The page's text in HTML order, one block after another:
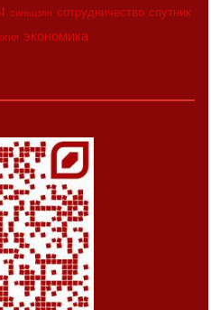
синьцзян сотрудничество спутник
экономика